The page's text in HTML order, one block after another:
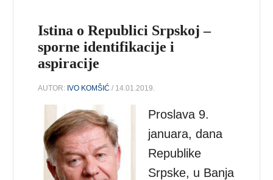
Istina o Republici Srpskoj –
sporne identifikacije i
aspiracije
AUTOR: IVO KOMŠIĆ / 14.01.2019.
Proslava 9.
januara, dana
Republike
Srpske, u Banja